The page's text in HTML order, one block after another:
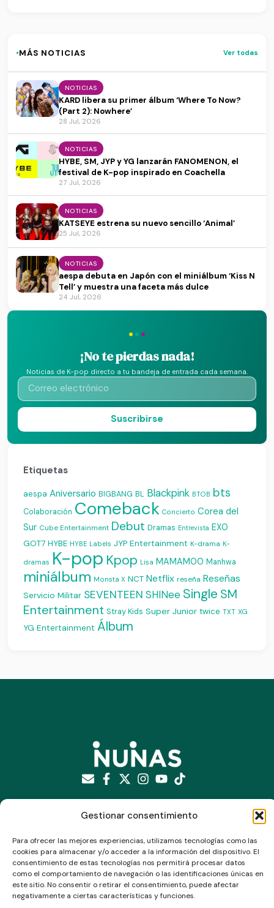
Gestionar consentimiento
Para ofrecer las mejores experiencias, utilizamos tecnologías como las
cookies para almacenar y/o acceder a la información del dispositivo. El
consentimiento de estas tecnologías nos permitirá procesar datos
como el comportamiento de navegación o las identificaciones únicas en
este sitio. No consentir o retirar el consentimiento, puede afectar
negativamente a ciertas características y funciones.
·MÁS NOTICIAS Ver todas
NOTICIAS
KARD libera su primer álbum ‘Where To Now?
(Part 2): Nowhere’
28 Jul, 2026
NOTICIAS
HYBE, SM, JYP y YG lanzarán FANOMENON, el
festival de K-pop inspirado en Coachella
27 Jul, 2026
NOTICIAS
KATSEYE estrena su nuevo sencillo ‘Animal’
25 Jul, 2026
NOTICIAS
aespa debuta en Japón con el miniálbum ‘Kiss N
Tell’ y muestra una faceta más dulce
24 Jul, 2026
···
¡No te pierdas nada!
Noticias de K-pop directo a tu bandeja de entrada cada semana.
Suscribirse
Etiquetas
aespa Aniversario BIGBANG BL Blackpink BTOB bts
Colaboración Comeback Concierto Corea del
Sur Cube Entertainment Debut Dramas Entrevista EXO
GOT7 HYBE HYBE Labels JYP Entertainment K-drama K-
dramas K-pop Kpop Lisa MAMAMOO Manhwa
miniálbum Monsta X NCT Netflix reseña Reseñas
Servicio Militar SEVENTEEN SHINee Single SM
Entertainment Stray Kids Super Junior twice TXT XG
YG Entertainment Álbum
Suscríbete a nuestro newsletter
Enviar